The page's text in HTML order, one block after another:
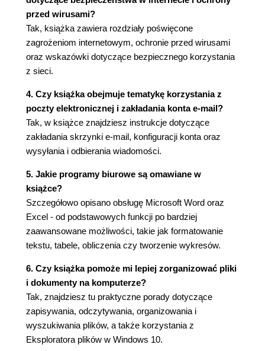
Coś dziwnego stało się z programem (77)
5. Zapisywanie i odczytywanie dokumentów (81)
Zasoby komputera (82)
Zapisujemy dokument (84)
Odczytujemy dokument (86)
Biblioteki systemu Windows (90)
Szybkie otwieranie dokumentów (91)
6. Eksplorator plików i zasoby komputera (93)
Okno programu Eksplorator plików (94)
Kopiowanie dokumentów (poznajemy
Technika "przeciągnij i upuść" (101)
Usuwanie i odzyskiwanie dokumentów (103)
Wysuwanie płyt optycznych oraz innych
urządzeń z komputera (105)
Poruszanie się po oknie Eksploratora plików
(106)
Importowanie zdjęć cyfrowych do komputera
(108)
Przeglądanie i edycja zdjęć (109)
Wyszukiwanie plików (i nie tylko) w systemie
przed wirusami?
Tak, książka zawiera rozdziały poświęcone
zagrożeniom internetowym, ochronie przed wirusami
oraz wskazówki dotyczące bezpiecznego korzystania
z sieci.
4. Czy książka obejmuje tematykę korzystania z
poczty elektronicznej i zakładania konta e-mail?
Tak, w książce znajdziesz instrukcje dotyczące
zakładania skrzynki e-mail, konfiguracji konta oraz
wysyłania i odbierania wiadomości.
5. Jakie programy biurowe są omawiane w
książce?
Szczegółowo opisano obsługę Microsoft Word oraz
Excel - od podstawowych funkcji po bardziej
zaawansowane możliwości, takie jak formatowanie
tekstu, tabele, obliczenia czy tworzenie wykresów.
6. Czy książka pomoże mi lepiej zorganizować pliki
i dokumenty na komputerze?
Tak, znajdziesz tu praktyczne porady dotyczące
zapisywania, odczytywania, organizowania i
wyszukiwania plików, a także korzystania z
Eksploratora plików w Windows 10.